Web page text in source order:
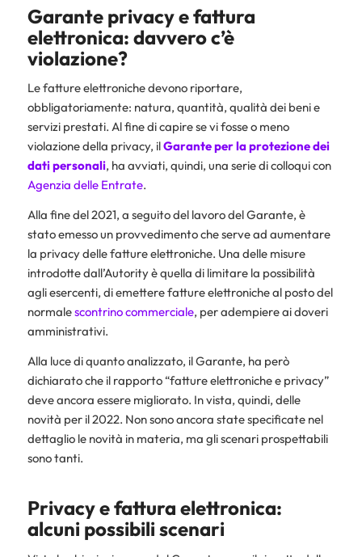
Garante privacy e fattura
elettronica: davvero c’è
violazione?
Le fatture elettroniche devono riportare,
obbligatoriamente: natura, quantità, qualità dei beni e
servizi prestati. Al fine di capire se vi fosse o meno
violazione della privacy, ilGarante per la protezione dei
dati personali, ha avviati, quindi, una serie di colloqui con
Agenzia delle Entrate.
Alla fine del 2021, a seguito del lavoro del Garante, è
stato emesso un provvedimento che serve ad aumentare
la privacy delle fatture elettroniche. Una delle misure
introdotte dall’Autority è quella di limitare la possibilità
agli esercenti, di emettere fatture elettroniche al posto del
normalescontrino commerciale, per adempiere ai doveri
amministrativi.
Alla luce di quanto analizzato, il Garante, ha però
dichiarato che il rapporto “fatture elettroniche e privacy”
deve ancora essere migliorato. In vista, quindi, delle
novità per il 2022. Non sono ancora state specificate nel
dettaglio le novità in materia, ma gli scenari prospettabili
sono tanti.
Privacy e fattura elettronica:
alcuni possibili scenari